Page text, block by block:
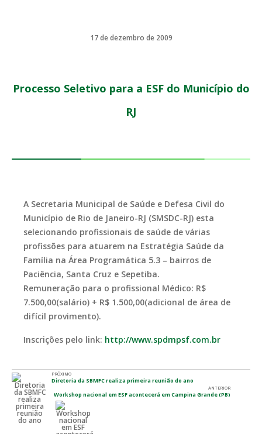
17 de dezembro de 2009
Processo Seletivo para a ESF do Município do
RJ
A Secretaria Municipal de Saúde e Defesa Civil do
Município de Rio de Janeiro-RJ (SMSDC-RJ) esta
selecionando profissionais de saúde de várias
profissões para atuarem na Estratégia Saúde da
Família na Área Programática 5.3 – bairros de
Paciência, Santa Cruz e Sepetiba.
Remuneração para o profissional Médico: R$
7.500,00(salário) + R$ 1.500,00(adicional de área de
difícil provimento).
Inscrições pelo link: http://www.spdmpsf.com.br
PRÓXIMO
Diretoria da SBMFC realiza primeira reunião do ano
ANTERIOR
Workshop nacional em ESF acontecerá em Campina Grande (PB)